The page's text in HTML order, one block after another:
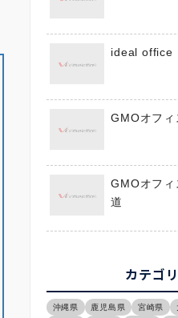
ideal office
GMOオフ
GMOオフ
道
カテゴ
沖縄県 鹿児島県 宮崎県